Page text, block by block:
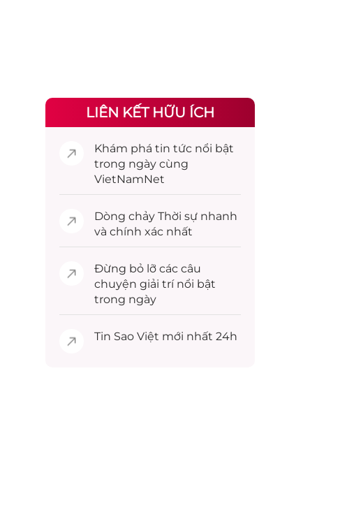
LIÊN KẾT HỮU ÍCH
Khám phá tin tức nổi bật
trong ngày cùng
VietNamNet
Dòng chảy Thời sự nhanh
và chính xác nhất
Đừng bỏ lỡ các câu
chuyện giải trínổi bật
trong ngày
Tin Sao Việt mới nhất 24h